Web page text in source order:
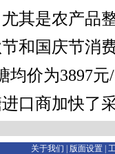
其是农产品
和国庆节消
均价为3897
口商加快了
关于我们 | 版面设置